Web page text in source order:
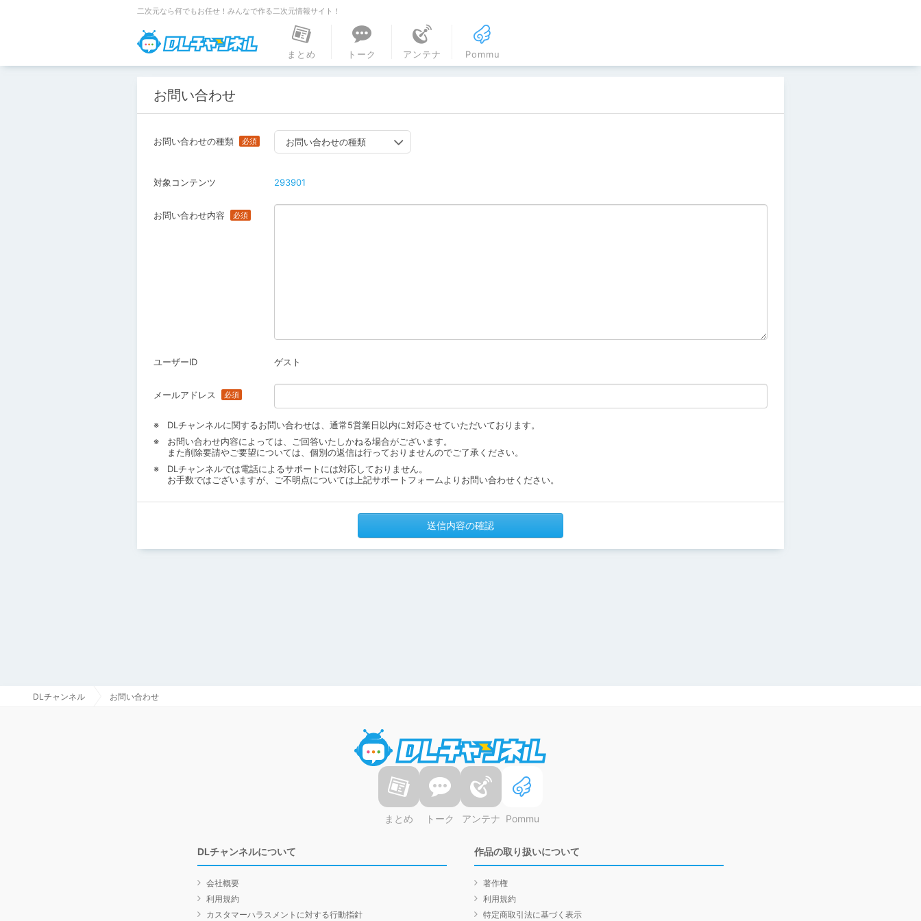
二次元なら何でもお任せ！みんなで作る二次元情報サイト！
DLチャンネル
まとめ
トーク アンテナ Pommu
お問い合わせ
お問い合わせの種類 お問い合わせの種類
対象コンテンツ 293901
お問い合わせ内容
ユーザーID ゲスト
メールアドレス
DLチャンネルに関するお問い合わせは、通常5営業日以内に対応させていただいております。
お問い合わせ内容によっては、ご回答いたしかねる場合がございます。
また削除要請やご要望については、個別の返信は行っておりませんのでご了承ください。
DLチャンネルでは電話によるサポートには対応しておりません。
お手数ではございますが、ご不明点については上記サポートフォームよりお問い合わせください。
送信内容の確認
DLチャンネル お問い合わせ
まとめ トーク アンテナ Pommu
DLチャンネルについて
会社概要
利用規約
カスタマーハラスメントに対する行動指針
作品の取り扱いについて
著作権
利用規約
特定商取引法に基づく表示